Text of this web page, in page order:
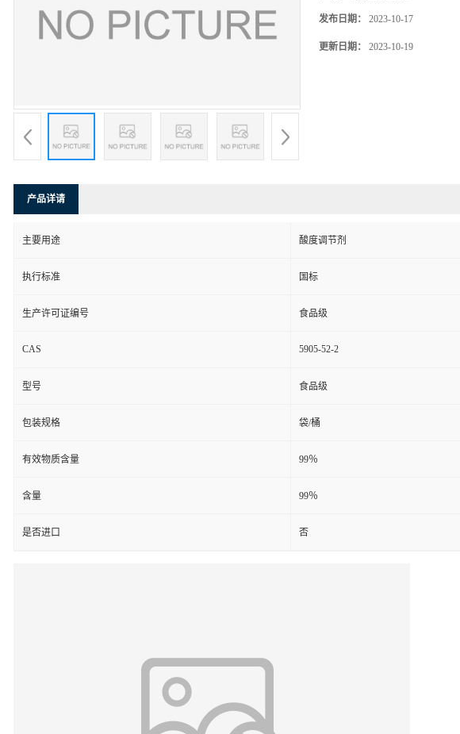
发布日期： 2023-10-17
更新日期： 2023-10-19
产品详请
主要用途 酸度调节剂
执行标准 国标
生产许可证编号 食品级
CAS 5905-52-2
型号 食品级
包装规格 袋/桶
有效物质含量 99％
含量 99％
是否进口 否